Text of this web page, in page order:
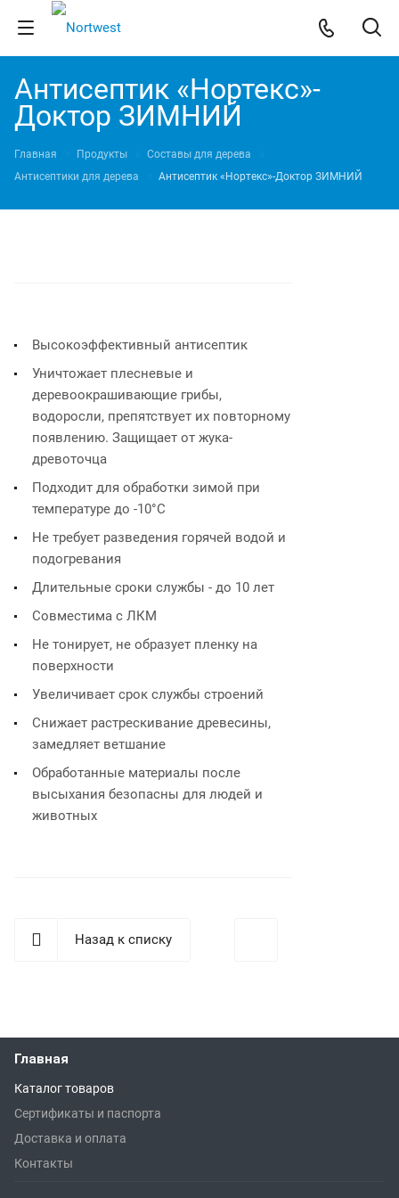
Антисептик «Нортекс»-
Доктор ЗИМНИЙ
Главная Продукты
Составы для дерева
Антисептики для дерева
Антисептик «Нортекс»-Доктор ЗИМНИЙ
Высокоэффективный антисептик
Уничтожает плесневые и
деревоокрашивающие грибы,
водоросли, препятствует их повторному
появлению. Защищает от жука-
древоточца
Подходит для обработки зимой при
температуре до -10°С
Не требует разведения горячей водой и
подогревания
Длительные сроки службы - до 10 лет
Совместима с ЛКМ
Не тонирует, не образует пленку на
поверхности
Увеличивает срок службы строений
Снижает растрескивание древесины,
замедляет ветшание
Обработанные материалы после
высыхания безопасны для людей и
животных
Назад к списку
Главная
Каталог товаров
Сертификаты и паспорта
Доставка и оплата
Контакты